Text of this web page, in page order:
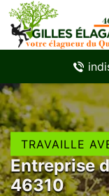
TRAVAILLE
Entreprise
46310